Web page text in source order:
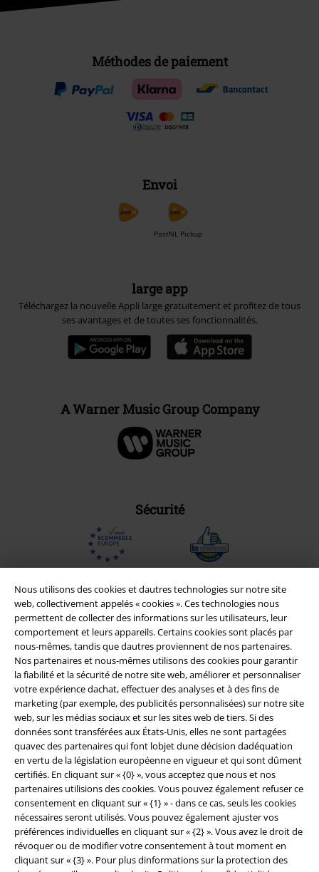
Nous utilisons des cookies et dautres technologies sur notre site
web, collectivement appelés « cookies ». Ces technologies nous
permettent de collecter des informations sur les utilisateurs, leur
comportement et leurs appareils. Certains cookies sont placés par
nous-mêmes, tandis que dautres proviennent de nos partenaires.
Nos partenaires et nous-mêmes utilisons des cookies pour garantir
la fiabilité et la sécurité de notre site web, améliorer et personnaliser
votre expérience dachat, effectuer des analyses et à des fins de
marketing (par exemple, des publicités personnalisées) sur notre site
web, sur les médias sociaux et sur les sites web de tiers. Si des
données sont transférées aux États-Unis, elles ne sont partagées
quavec des partenaires qui font lobjet dune décision dadéquation
en vertu de la législation européenne en vigueur et qui sont dûment
certifiés. En cliquant sur « {0} », vous acceptez que nous et nos
partenaires utilisions des cookies. Vous pouvez également refuser ce
consentement en cliquant sur « {1} » - dans ce cas, seuls les cookies
nécessaires seront utilisés. Vous pouvez également ajuster vos
préférences individuelles en cliquant sur « {2} ». Vous avez le droit de
révoquer ou de modifier votre consentement à tout moment en
cliquant sur « {3} ». Pour plus dinformations sur la protection des
Méthodes de paiement
Envoi
PostNL Pickup
large app
Téléchargez la nouvelle Appli large gratuitement et profitez de tous
ses avantages et de toutes ses fonctionnalités.
A Warner Music Group Company
Sécurité
Légal
Conditions générales
Éditeur
Clauses de confidentialité
Élimination des déchets et protection de l'environnement